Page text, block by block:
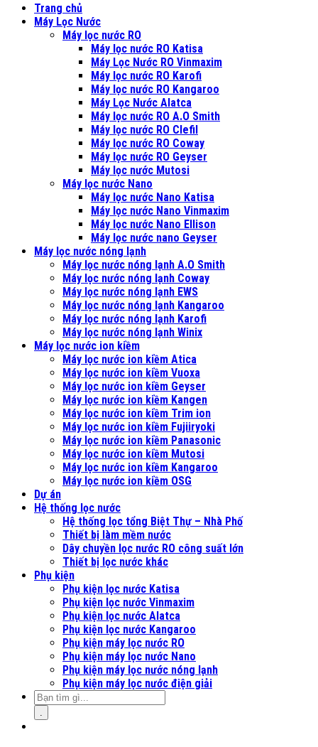
Trang chủ
Máy Lọc Nước
Máy lọc nước RO
Máy lọc nước RO Katisa
Máy Lọc Nước RO Vinmaxim
Máy lọc nước RO Karofi
Máy lọc nước RO Kangaroo
Máy Lọc Nước Alatca
Máy lọc nước RO A.O Smith
Máy lọc nước RO Clefil
Máy lọc nước RO Coway
Máy lọc nước RO Geyser
Máy lọc nước Mutosi
Máy lọc nước Nano
Máy lọc nước Nano Katisa
Máy lọc nước Nano Vinmaxim
Máy lọc nước Nano Ellison
Máy lọc nước nano Geyser
Máy lọc nước nóng lạnh
Máy lọc nước nóng lạnh A.O Smith
Máy lọc nước nóng lạnh Coway
Máy lọc nước nóng lạnh EWS
Máy lọc nước nóng lạnh Kangaroo
Máy lọc nước nóng lạnh Karofi
Máy lọc nước nóng lạnh Winix
Máy lọc nước ion kiềm
Máy lọc nước ion kiềm Atica
Máy lọc nước ion kiềm Vuoxa
Máy lọc nước ion kiềm Geyser
Máy lọc nước ion kiềm Kangen
Máy lọc nước ion kiềm Trim ion
Máy lọc nước ion kiềm Fujiiryoki
Máy lọc nước ion kiềm Panasonic
Máy lọc nước ion kiềm Mutosi
Máy lọc nước ion kiềm Kangaroo
Máy lọc nước ion kiềm OSG
Dự án
Hệ thống lọc nước
Hệ thống lọc tổng Biệt Thự – Nhà Phố
Thiết bị làm mềm nước
Dây chuyền lọc nước RO công suất lớn
Thiết bị lọc nước khác
Phụ kiện
Phụ kiện lọc nước Katisa
Phụ kiện lọc nước Vinmaxim
Phụ kiện lọc nước Alatca
Phụ kiện lọc nước Kangaroo
Phụ kiện máy lọc nước RO
Phụ kiện máy lọc nước Nano
Phụ kiện máy lọc nước nóng lạnh
Phụ kiện máy lọc nước điện giải